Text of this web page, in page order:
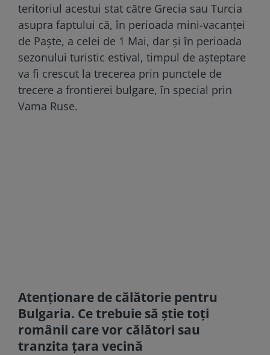
teritoriul acestui stat către Grecia sau Turcia
asupra faptului că, în perioada mini-vacanţei
de Paşte, a celei de 1 Mai, dar şi în perioada
sezonului turistic estival, timpul de aşteptare
va fi crescut la trecerea prin punctele de
trecere a frontierei bulgare, în special prin
Vama Ruse.
Atenționare de călătorie pentru
Bulgaria. Ce trebuie să știe toți
românii care vor călători sau
tranzita țara vecină